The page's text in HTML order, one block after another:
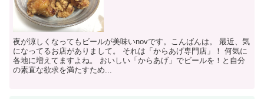
夜が涼しくなってもビールが美味いnovです。こんばんは。 最近、気
になってるお店がありまして。 それは「からあげ専門店」！ 何気に
各地に増えてますよね。 おいしい「からあげ」でビールを！と自分
の素直な欲求を満たすため...